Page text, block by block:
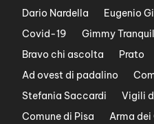
Dario Nardella
Eugenio
Covid-19
Gimmy
Bravo chi ascolta
Prato
Ad ovest di padalino
Stefania Saccardi
Vigili
Comune di Pisa
Arma dei